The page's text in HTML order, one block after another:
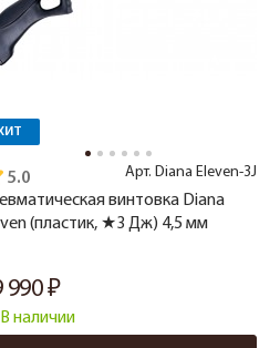
5.0 Арт. Diana Eleven-3J
винтовка Diana
(пластик, ★3 Дж) 4,5 мм
990
В наличии